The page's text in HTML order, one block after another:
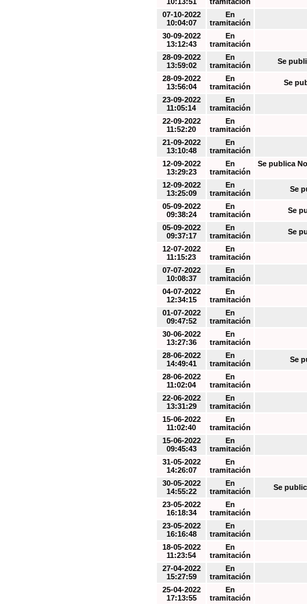
07-10-2022
10:04:07
En
tramitación
30-09-2022
13:12:43
En
tramitación
28-09-2022
13:59:02
En
tramitación
Se
28-09-2022
13:56:04
En
tramitación
Se
23-09-2022
11:05:14
En
tramitación
22-09-2022
11:52:20
En
tramitación
21-09-2022
13:10:48
En
tramitación
12-09-2022
13:29:23
En
tramitación
Se publica
12-09-2022
13:25:09
En
tramitación
Se
05-09-2022
09:38:24
En
tramitación
Se
05-09-2022
09:37:17
En
tramitación
Se
12-07-2022
11:15:23
En
tramitación
07-07-2022
10:08:37
En
tramitación
04-07-2022
12:34:15
En
tramitación
01-07-2022
09:47:52
En
tramitación
30-06-2022
13:27:36
En
tramitación
28-06-2022
14:49:41
En
tramitación
Se
28-06-2022
11:02:04
En
tramitación
22-06-2022
13:31:29
En
tramitación
15-06-2022
11:02:40
En
tramitación
15-06-2022
09:45:43
En
tramitación
31-05-2022
14:26:07
En
tramitación
30-05-2022
14:55:22
En
tramitación
Se
23-05-2022
16:18:34
En
tramitación
23-05-2022
16:16:48
En
tramitación
18-05-2022
11:23:54
En
tramitación
27-04-2022
15:27:59
En
tramitación
25-04-2022
17:13:55
En
tramitación